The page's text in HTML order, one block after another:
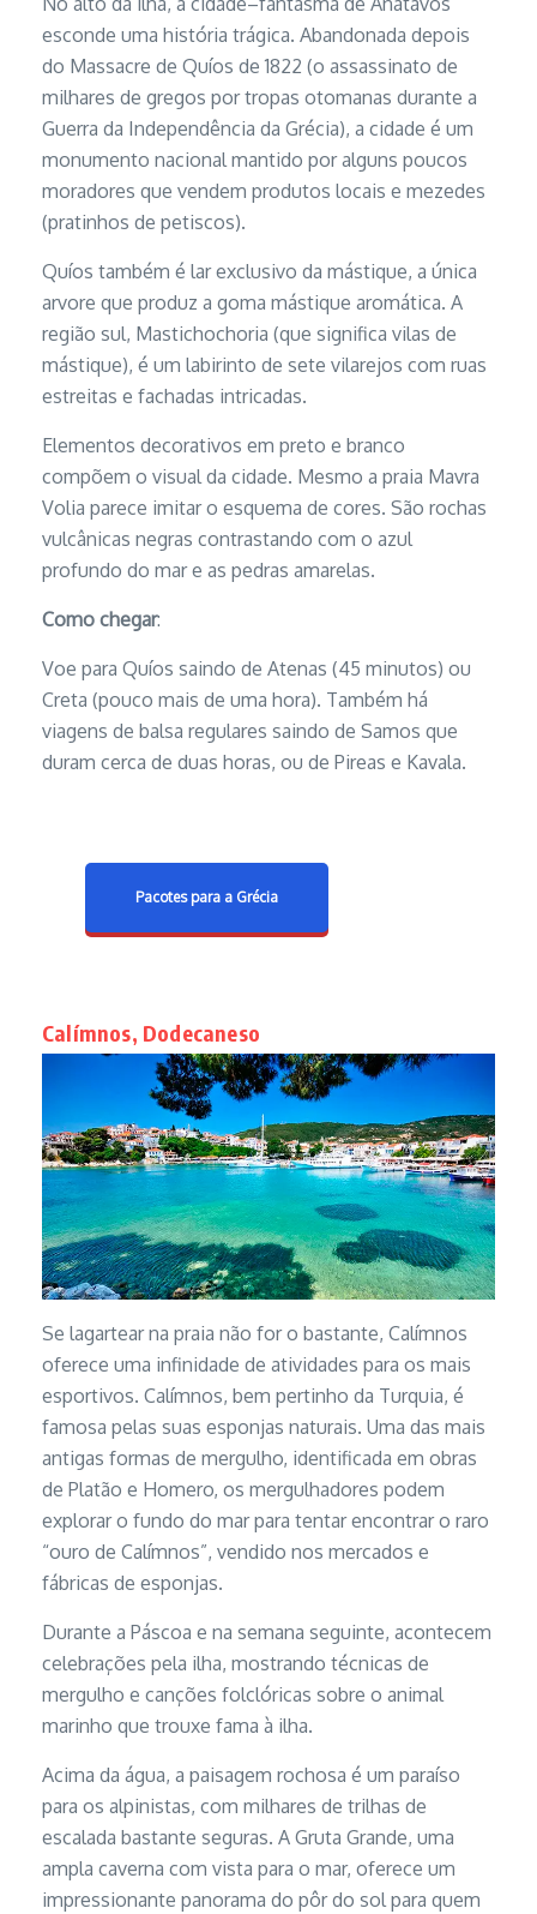
esconde uma história trágica. Abandonada depois
do Massacre de Quíos de 1822 (o assassinato de
milhares de gregos por tropas otomanas durante a
Guerra da Independência da Grécia), a cidade é um
monumento nacional mantido por alguns poucos
moradores que vendem produtos locais e mezedes
(pratinhos de petiscos).
Quíos também é lar exclusivo da mástique, a única
arvore que produz a goma mástique aromática. A
região sul, Mastichochoria (que significa vilas de
mástique), é um labirinto de sete vilarejos com ruas
estreitas e fachadas intricadas.
Elementos decorativos em preto e branco
compõem o visual da cidade. Mesmo a praia Mavra
Volia parece imitar o esquema de cores. São rochas
vulcânicas negras contrastando com o azul
profundo do mar e as pedras amarelas.
Como chegar:
Voe para Quíos saindo de Atenas (45 minutos) ou
Creta (pouco mais de uma hora). Também há
viagens de balsa regulares saindo de Samos que
duram cerca de duas horas, ou de Pireas e Kavala.
Pacotes para a Grécia
Calímnos, Dodecaneso
Se lagartear na praia não for o bastante, Calímnos
oferece uma infinidade de atividades para os mais
esportivos. Calímnos, bem pertinho da Turquia, é
famosa pelas suas esponjas naturais. Uma das mais
antigas formas de mergulho, identificada em obras
de Platão e Homero, os mergulhadores podem
explorar o fundo do mar para tentar encontrar o raro
“ouro de Calímnos”, vendido nos mercados e
fábricas de esponjas.
Durante a Páscoa e na semana seguinte, acontecem
celebrações pela ilha, mostrando técnicas de
mergulho e canções folclóricas sobre o animal
marinho que trouxe fama à ilha.
Acima da água, a paisagem rochosa é um paraíso
para os alpinistas, com milhares de trilhas de
escalada bastante seguras. A Gruta Grande, uma
ampla caverna com vista para o mar, oferece um
impressionante panorama do pôr do sol para quem